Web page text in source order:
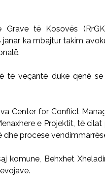
të Kosovës
janar ka mbajtur takim
të veçantë duke qenë
Center for Conflict
e Projektit, të
dhe procese
komune, Behxhet